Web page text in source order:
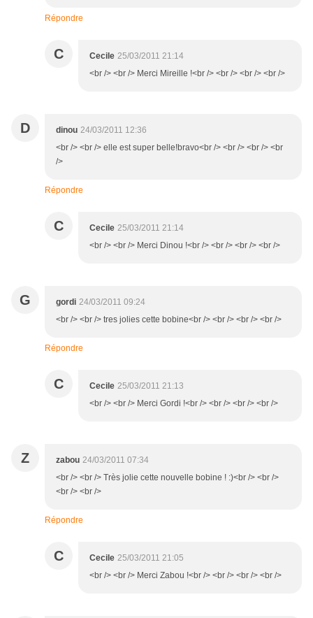
Répondre
C Cecile 25/03/2011 21:14
<br /> <br /> Merci Mireille !<br /> <br /> <br /> <br />
D dinou 24/03/2011 12:36
<br /> <br /> elle est super belle!bravo<br /> <br /> <br /> <br
/>
Répondre
C Cecile 25/03/2011 21:14
<br /> <br /> Merci Dinou !<br /> <br /> <br /> <br />
G gordi 24/03/2011 09:24
<br /> <br /> tres jolies cette bobine<br /> <br /> <br /> <br />
Répondre
C Cecile 25/03/2011 21:13
<br /> <br /> Merci Gordi !<br /> <br /> <br /> <br />
Z zabou 24/03/2011 07:34
<br /> <br /> Très jolie cette nouvelle bobine ! :)<br /> <br />
<br /> <br />
Répondre
C Cecile 25/03/2011 21:05
<br /> <br /> Merci Zabou !<br /> <br /> <br /> <br />